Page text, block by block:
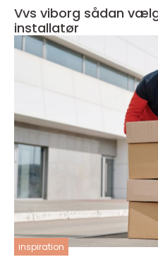
Vvs viborg sådan vælger du den rigtige
installatør
inspiration